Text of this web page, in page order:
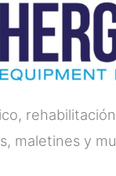
maletines y